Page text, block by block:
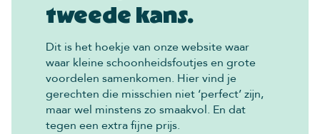
tweede kans.
Dit is het hoekje van onze website waar
waar kleine schoonheidsfoutjes en grote
voordelen samenkomen. Hier vind je
gerechten die misschien niet ‘perfect’ zijn,
maar wel minstens zo smaakvol. En dat
tegen een extra fijne prijs.